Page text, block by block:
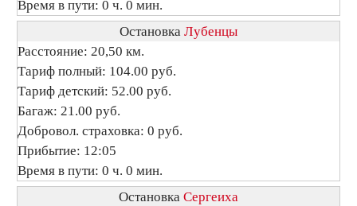
Время в пути: 0 ч. 0 мин.
Остановка Лубенцы
Расстояние: 20,50 км.
Тариф полный: 104.00 руб.
Тариф детский: 52.00 руб.
Багаж: 21.00 руб.
Добровол. страховка: 0 руб.
Прибытие: 12:05
Время в пути: 0 ч. 0 мин.
Остановка Сергеиха